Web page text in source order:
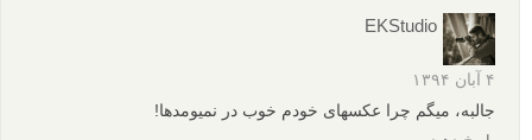
EKStudio
۴ آبان ۱۳۹۴
جالبه، میگم چرا عکسهای خودم خوب در نمیومدها!